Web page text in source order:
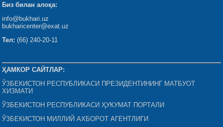
Биз билан алоқа:
info@bukhari.uz
bukharicenter@exat.uz
Тел: (66) 240-20-11
ҲАМКОР САЙТЛАР:
ЎЗБЕКИСТОН РЕСПУБЛИКАСИ ПРЕЗИДЕНТИНИНГ МАТБУОТ
ХИЗМАТИ
ЎЗБЕКИСТОН РЕСПУБЛИКАСИ ҲУКУМАТ ПОРТАЛИ
ЎЗБЕКИСТОН МИЛЛИЙ АХБОРОТ АГЕНТЛИГИ